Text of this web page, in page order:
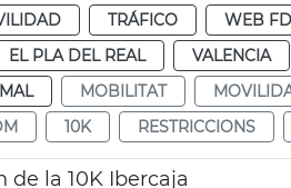
TRÁFICO WEB
EL PLA DEL REAL VALENCIA
MOBILITAT
10K RESTRICCIONS
de la 10K Ibercaja